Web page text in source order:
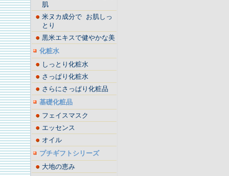
肌
米ヌカ成分で お肌しっ
とり
黒米エキスで健やかな美
化粧水
しっとり化粧水
さっぱり化粧水
さらにさっぱり化粧品
基礎化粧品
フェイスマスク
エッセンス
オイル
プチギフトシリーズ
大地の恵み